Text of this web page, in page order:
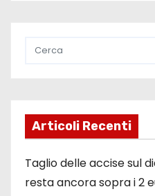
Articoli Recenti
Taglio delle accise sul
resta ancora sopra i 2